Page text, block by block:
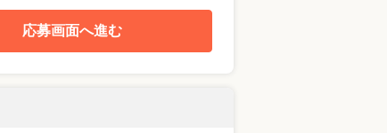
応募画面へ進む